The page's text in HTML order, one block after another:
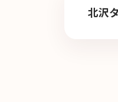
北沢